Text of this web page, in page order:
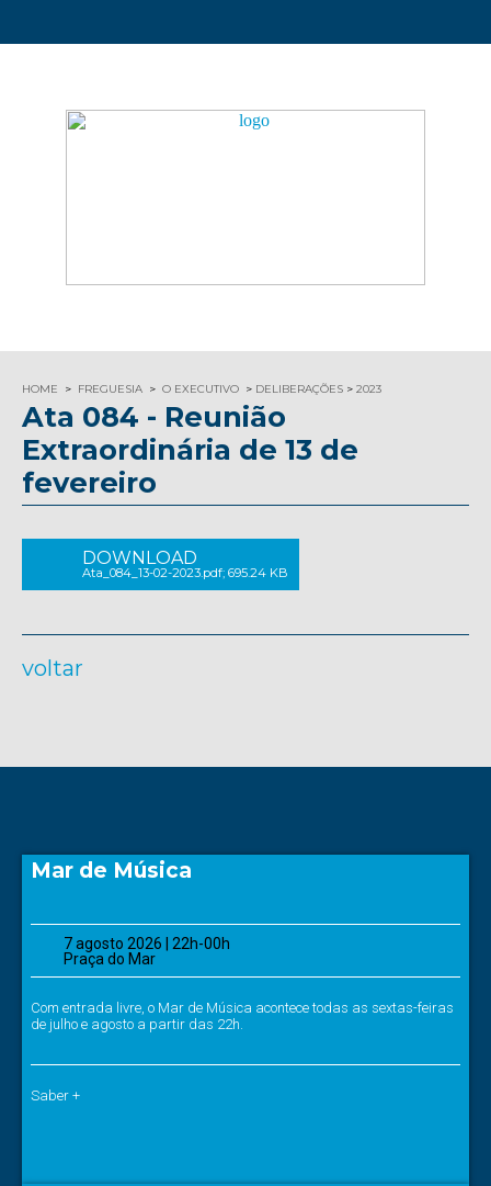
HOME FREGUESIA O EXECUTIVO DELIBERAÇÕES 2023
Ata 084 - Reunião
Extraordinária de 13 de
fevereiro
DOWNLOAD
Ata_084_13-02-2023.pdf; 695.24 KB
voltar
Mar de Música
7 agosto 2026 | 22h-00h
Praça do Mar
Com entrada livre, o Mar de Música acontece todas as sextas-feiras
de julho e agosto a partir das 22h.
Saber +